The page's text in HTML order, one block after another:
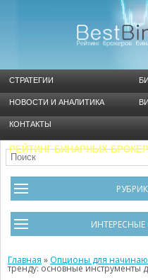
СТРАТЕГИИ
НОВОСТИ И АНАЛИТИКА
КОНТАКТЫ
РЕЙТИНГ БИНАРНЫХ
Брокеры
Видео
Инструменты
ИНТЕРЕСНЫЕ
Черный
Главная » Опционы для
тренду: основные инструменты